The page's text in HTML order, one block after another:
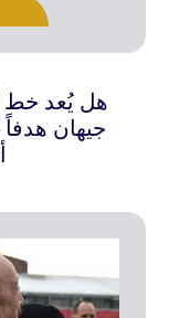
هل يُعد خط
جيهان